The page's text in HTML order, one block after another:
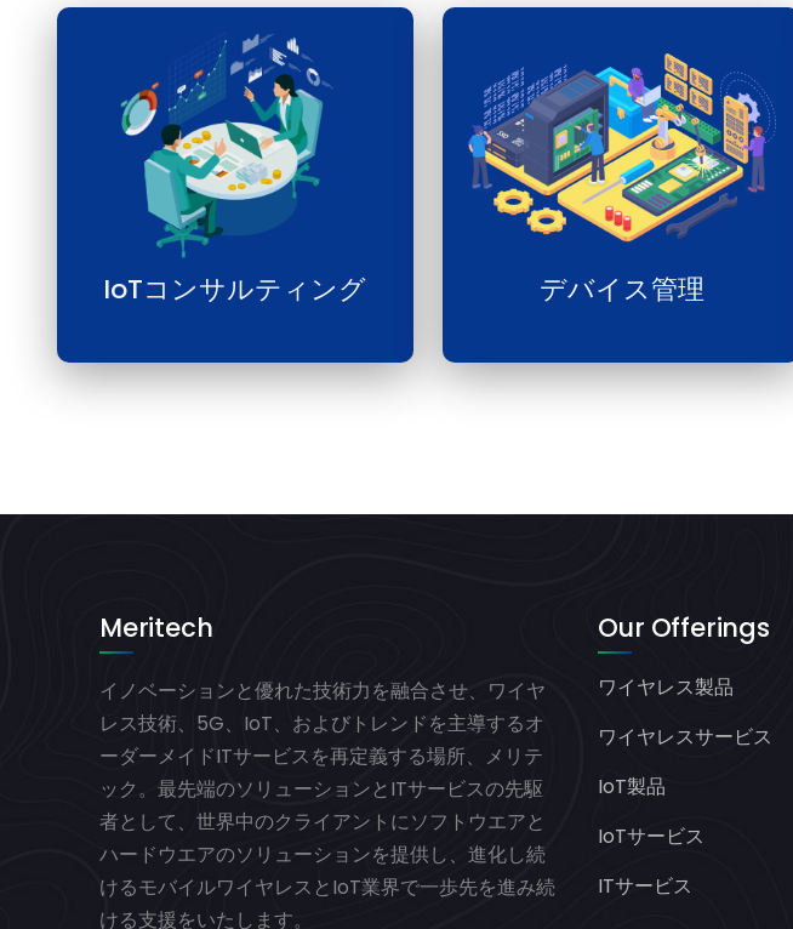
IoTコンサルティング デバイス管理
Meritech
イノベーションと優れた技術力を融合させ、ワイヤ
レス技術、5G、IoT、およびトレンドを主導するオ
ーダーメイドITサービスを再定義する場所、メリテ
ック。最先端のソリューションとITサービスの先駆
者として、世界中のクライアントにソフトウエアと
ハードウエアのソリューションを提供し、進化し続
けるモバイルワイヤレスとIoT業界で一歩先を進み続
ける支援をいたします。
Our Offerings
ワイヤレス製品
ワイヤレスサービス
IoT製品
IoTサービス
ITサービス